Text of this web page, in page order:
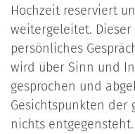
Hochzeit reserviert
weitergeleitet.
persönliches
wird über Sinn und
gesprochen und
Gesichtspunkten der
nichts